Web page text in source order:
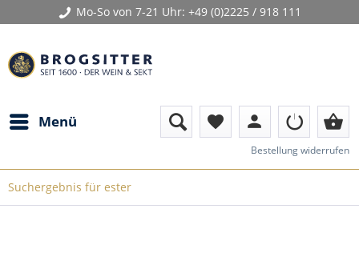
Mo-So von 7-21 Uhr: +49 (0)2225 / 918 111
Menü favorite person shopping_basket
Bestellung widerrufen
Suchergebnis für ester